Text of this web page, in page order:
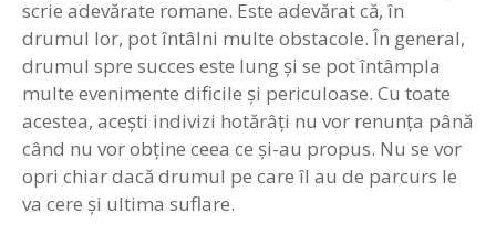
scrie adevărate romane. Este adevărat că, în
drumul lor, pot întâlni multe obstacole. În general,
drumul spre succes este lung şi se pot întâmpla
multe evenimente dificile şi periculoase. Cu toate
acestea, aceşti indivizi hotărâţi nu vor renunţa până
când nu vor obţine ceea ce şi-au propus. Nu se vor
opri chiar dacă drumul pe care îl au de parcurs le
va cere şi ultima suflare.